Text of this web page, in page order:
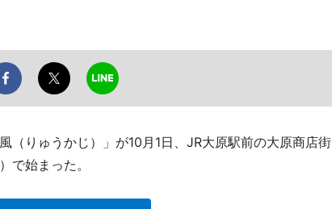
（りゅうかじ）」が10月1日、JR大原駅前の大原商店街
で始まった。